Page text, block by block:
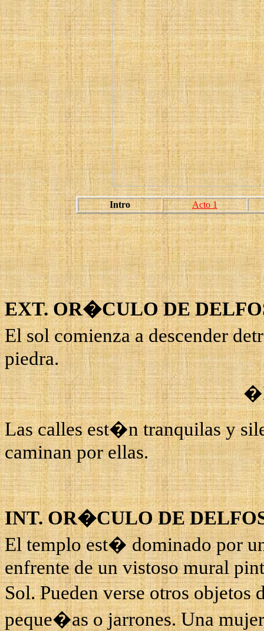
Intro Acto 1
EXT. OR�CULO DE
El sol comienza a descender
piedra.
�
Las calles est�n tranquilas y
caminan por ellas.
INT. OR�CULO DE
El templo est� dominado por
enfrente de un vistoso mural
Sol. Pueden verse otros
peque�as o jarrones. Una